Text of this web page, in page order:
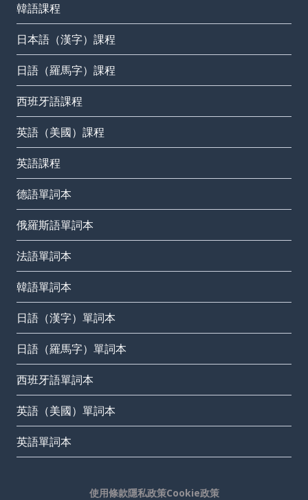
韓語課程
日本語（漢字）課程
日語（羅馬字）課程
西班牙語課程
英語（美國）課程
英語課程
德語單詞本
俄羅斯語單詞本
法語單詞本
韓語單詞本
日語（漢字）單詞本
日語（羅馬字）單詞本
西班牙語單詞本
英語（美國）單詞本
英語單詞本
使用條款隱私政策Cookie政策